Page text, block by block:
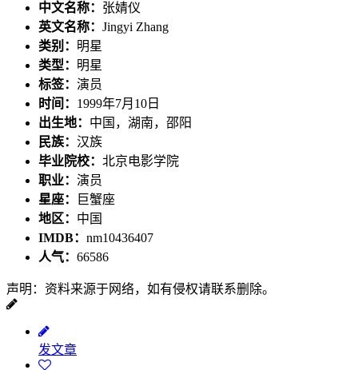
中文名称： 张婧仪
英文名称： Jingyi Zhang
类别： 明星
类型： 明星
标签： 演员
时间： 1999年7月10日
出生地： 中国，湖南，邵阳
民族： 汉族
毕业院校： 北京电影学院
职业： 演员
星座：
巨蟹座
地区： 中国
IMDB： nm10436407
人气： 66586
声明：资料来源于网络，如有侵权请联系删除。
发文章